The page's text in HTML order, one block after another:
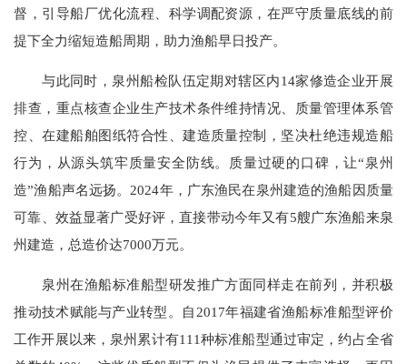
督，引导船厂优化流程、科学调配资源，在严守质量底线的前
提下全力缩短造船周期，助力渔船早日投产。
与此同时，泉州船检队伍定期对辖区内14家修造企业开展
排查，重点核查企业生产技术条件维持情况、质量管理体系管
控、在建船舶图纸符合性、建造质量控制，坚决杜绝违规造船
行为，从源头筑牢质量安全防线。质量过硬的口碑，让“泉州
造”渔船声名远扬。2024年，广东渔民在泉州建造的渔船因质量
可靠、效益显著广受好评，直接带动今年又有5艘广东渔船来泉
州建造，总造价达7000万元。
泉州在渔船标准船型研发推广方面同样走在前列，并积极
推动技术赋能与产业转型。自2017年福建省渔船标准船型评价
工作开展以来，泉州累计有111种标准船型通过审定，约占全省